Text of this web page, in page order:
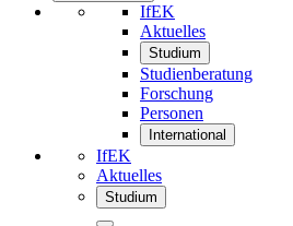
IfEK
Aktuelles
Studium
Studienberatung
Forschung
Personen
International
IfEK
Aktuelles
Studium